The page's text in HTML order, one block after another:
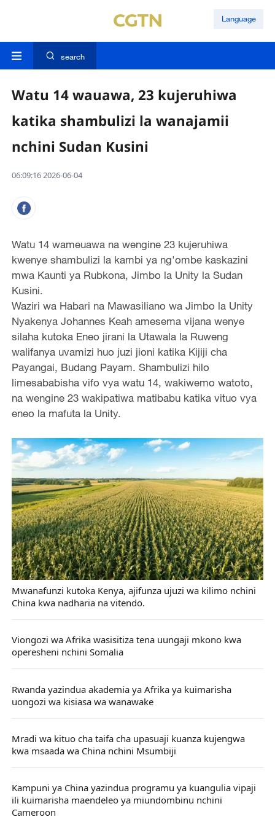
Language
search
Watu 14 wauawa, 23 kujeruhiwa
katika shambulizi la wanajamii
nchini Sudan Kusini
06:09:16 2026-06-04
Watu 14 wameuawa na wengine 23 kujeruhiwa
kwenye shambulizi la kambi ya ng'ombe kaskazini
mwa Kaunti ya Rubkona, Jimbo la Unity la Sudan
Kusini.
Waziri wa Habari na Mawasiliano wa Jimbo la Unity
Nyakenya Johannes Keah amesema vijana wenye
silaha kutoka Eneo jirani la Utawala la Ruweng
walifanya uvamizi huo juzi jioni katika Kijiji cha
Payangai, Budang Payam. Shambulizi hilo
limesababisha vifo vya watu 14, wakiwemo watoto,
na wengine 23 wakipatiwa matibabu katika vituo vya
eneo la mafuta la Unity.
Mwanafunzi kutoka Kenya, ajifunza ujuzi wa kilimo nchini
China kwa nadharia na vitendo.
Viongozi wa Afrika wasisitiza tena uungaji mkono kwa
operesheni nchini Somalia
Rwanda yazindua akademia ya Afrika ya kuimarisha
uongozi wa kisiasa wa wanawake
Mradi wa kituo cha taifa cha upasuaji kuanza kujengwa
kwa msaada wa China nchini Msumbiji
Kampuni ya China yazindua programu ya kuangulia vipaji
ili kuimarisha maendeleo ya miundombinu nchini
Cameroon